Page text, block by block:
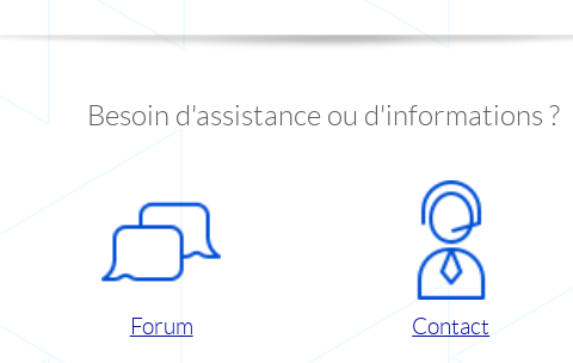
Besoin d'assistance ou d'informations ?
Forum Contact